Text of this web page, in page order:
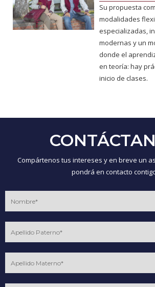
Su propuesta
modalidades
especializadas,
modernas y un
donde el
en teoría: hay
inicio de clases.
Compártenos tus intereses y en breve un
pondrá en contacto